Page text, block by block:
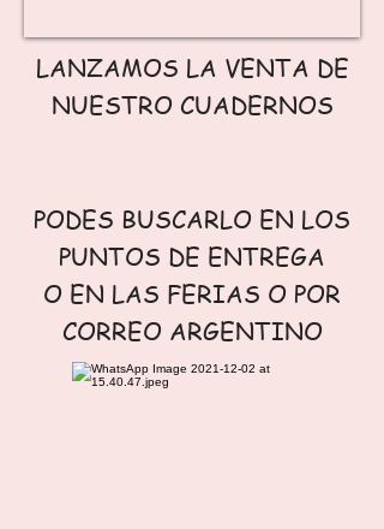
LANZAMOS LA VENTA DE
NUESTRO CUADERNOS
PODES BUSCARLO EN LOS
PUNTOS DE ENTREGA
O EN LAS FERIAS O POR
CORREO ARGENTINO